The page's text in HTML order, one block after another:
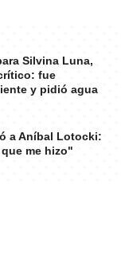
Silvina Luna,
fue
y pidió agua
a Aníbal Lotocki:
me hizo"